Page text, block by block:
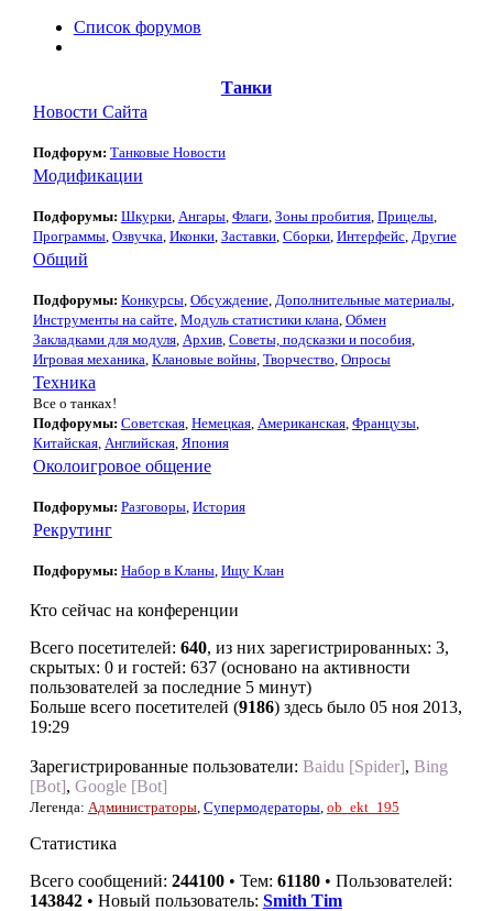
Список форумов
Танки
Новости Сайта
Подфорум: Танковые Новости
Модификации
Подфорумы: Шкурки, Ангары, Флаги, Зоны пробития, Прицелы,
Программы, Озвучка, Иконки, Заставки, Сборки, Интерфейс, Другие
Общий
Подфорумы: Конкурсы, Обсуждение, Дополнительные материалы,
Инструменты на сайте, Модуль статистики клана, Обмен
Закладками для модуля, Архив, Советы, подсказки и пособия,
Игровая механика, Клановые войны, Творчество, Опросы
Техника
Все о танках!
Подфорумы: Советская, Немецкая, Американская, Французы,
Китайская, Английская, Япония
Околоигровое общение
Подфорумы: Разговоры, История
Рекрутинг
Подфорумы: Набор в Кланы, Ищу Клан
Кто сейчас на конференции
Всего посетителей: 640, из них зарегистрированных: 3,
скрытых: 0 и гостей: 637 (основано на активности
пользователей за последние 5 минут)
Больше всего посетителей (9186) здесь было 05 ноя 2013,
19:29
Зарегистрированные пользователи: Baidu [Spider], Bing
[Bot], Google [Bot]
Легенда: Администраторы, Супермодераторы, ob_ekt_195
Статистика
Всего сообщений: 244100• Тем: 61180• Пользователей:
143842• Новый пользователь: Smith Tim